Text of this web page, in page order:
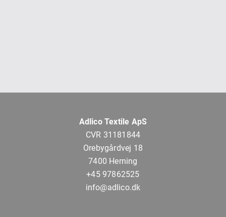
Adlico Textile ApS
CVR 31181844
Orebygårdvej 18
7400 Herning
+45 97862525
info@adlico.dk